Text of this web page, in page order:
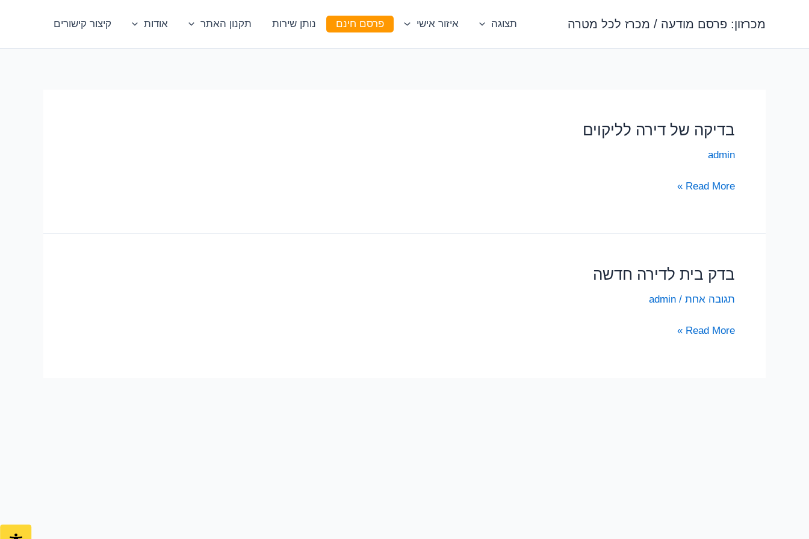
מכרזון: פרסם מודעה / מכרז לכל מטרה תצוגה איזור אישי פרסם חינם נותן שירות תקנון האתר אודות קיצור קישורים
בדיקה של דירה לליקוים
admin
בדיקה
לליקוים
Read More »
בדק בית לדירה חדשה
תגובה אחת /
admin
בדק
Read More »